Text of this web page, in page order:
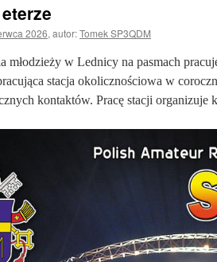
2026, autor:Tomek SP3QDM
młodzieży w Lednicy na pasmach
stacja okolicznościowa w
kontaktów. Pracę stacji organizuje